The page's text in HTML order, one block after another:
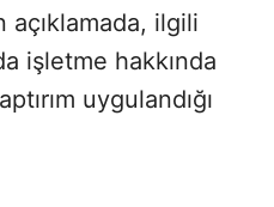
açıklamada, ilgili
işletme hakkında
uygulandığı